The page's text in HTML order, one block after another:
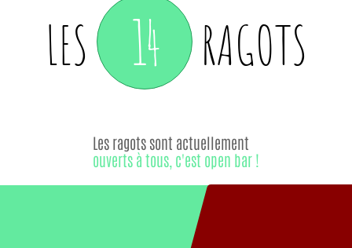
LES 14 RAGOTS
Les ragots sont actuellement
ouverts à tous, c'est open bar !